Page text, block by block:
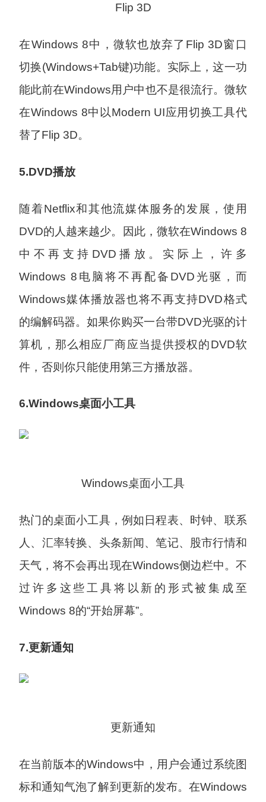
Flip 3D
在Windows 8中，微软也放弃了Flip 3D窗口
切换(Windows+Tab键)功能。实际上，这一功
能此前在Windows用户中也不是很流行。微软
在Windows 8中以Modern UI应用切换工具代
替了Flip 3D。
5.DVD播放
随着Netflix和其他流媒体服务的发展，使用
DVD的人越来越少。因此，微软在Windows 8
中不再支持DVD播放。实际上，许多
Windows 8电脑将不再配备DVD光驱，而
Windows媒体播放器也将不再支持DVD格式
的编解码器。如果你购买一台带DVD光驱的计
算机，那么相应厂商应当提供授权的DVD软
件，否则你只能使用第三方播放器。
6.Windows桌面小工具
Windows桌面小工具
热门的桌面小工具，例如日程表、时钟、联系
人、汇率转换、头条新闻、笔记、股市行情和
天气，将不会再出现在Windows侧边栏中。不
过许多这些工具将以新的形式被集成至
Windows 8的“开始屏幕”。
7.更新通知
更新通知
在当前版本的Windows中，用户会通过系统图
标和通知气泡了解到更新的发布。在Windows